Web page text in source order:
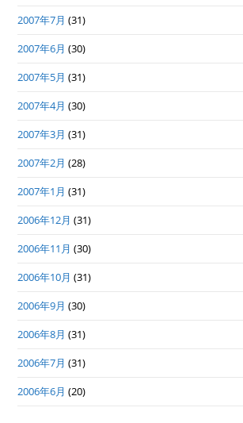
2007年7月 (31)
2007年6月 (30)
2007年5月 (31)
2007年4月 (30)
2007年3月 (31)
2007年2月 (28)
2007年1月 (31)
2006年12月 (31)
2006年11月 (30)
2006年10月 (31)
2006年9月 (30)
2006年8月 (31)
2006年7月 (31)
2006年6月 (20)